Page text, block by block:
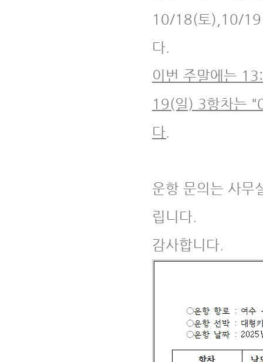
10/18(토),10/19(
다.
이번 주말에는
19(일) 3항차는
다.
운항 문의는 사
립니다.
감사합니다.